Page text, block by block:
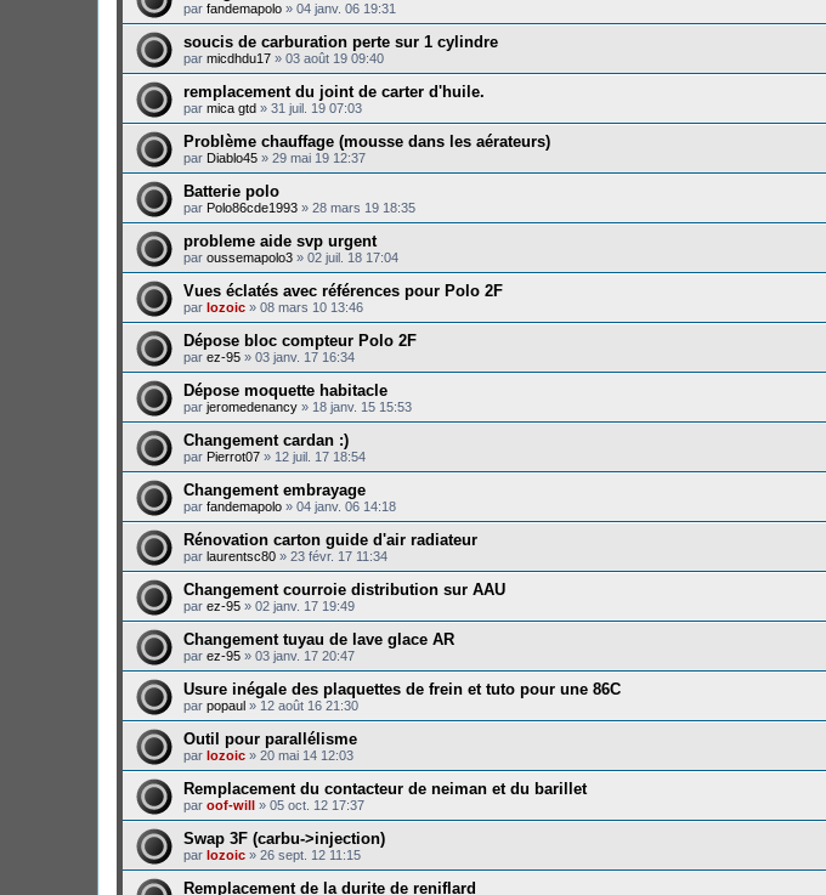
par fandemapolo » 04 janv. 06 19:31
soucis de carburation perte sur 1 cylindre
par micdhdu17 » 03 août 19 09:40
remplacement du joint de carter d'huile.
par mica gtd » 31 juil. 19 07:03
Problème chauffage (mousse dans les aérateurs)
par Diablo45 » 29 mai 19 12:37
Batterie polo
par Polo86cde1993 » 28 mars 19 18:35
probleme aide svp urgent
par oussemapolo3 » 02 juil. 18 17:04
Vues éclatés avec références pour Polo 2F
par lozoic » 08 mars 10 13:46
Dépose bloc compteur Polo 2F
par ez-95 » 03 janv. 17 16:34
Dépose moquette habitacle
par jeromedenancy » 18 janv. 15 15:53
Changement cardan :)
par Pierrot07 » 12 juil. 17 18:54
Changement embrayage
par fandemapolo » 04 janv. 06 14:18
Rénovation carton guide d'air radiateur
par laurentsc80 » 23 févr. 17 11:34
Changement courroie distribution sur AAU
par ez-95 » 02 janv. 17 19:49
Changement tuyau de lave glace AR
par ez-95 » 03 janv. 17 20:47
Usure inégale des plaquettes de frein et tuto pour une 86C
par popaul » 12 août 16 21:30
Outil pour parallélisme
par lozoic » 20 mai 14 12:03
Remplacement du contacteur de neiman et du barillet
par oof-will » 05 oct. 12 17:37
Swap 3F (carbu->injection)
par lozoic » 26 sept. 12 11:15
Remplacement de la durite de reniflard